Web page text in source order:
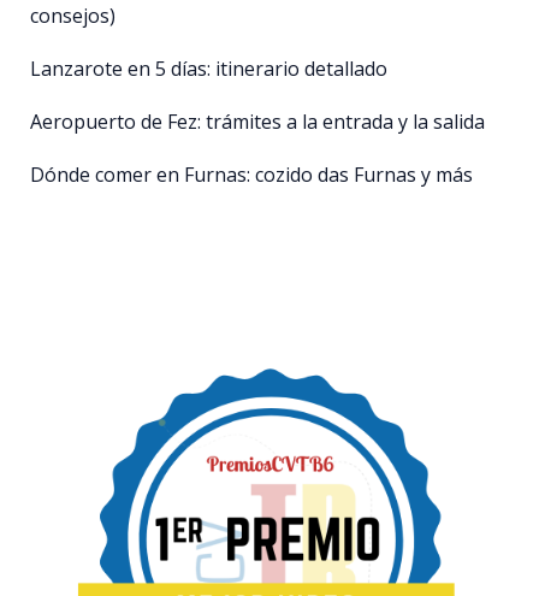
consejos)
Lanzarote en 5 días: itinerario detallado
Aeropuerto de Fez: trámites a la entrada y la salida
Dónde comer en Furnas: cozido das Furnas y más